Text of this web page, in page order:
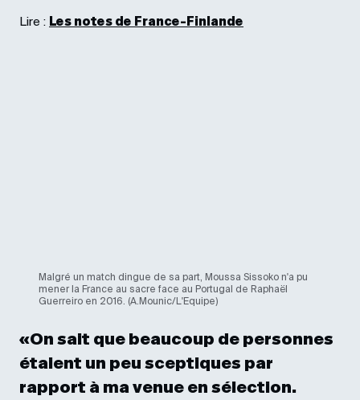
Lire : Les notes de France-Finlande
Malgré un match dingue de sa part, Moussa Sissoko n'a pu
mener la France au sacre face au Portugal de Raphaël
Guerreiro en 2016. (A.Mounic/L'Equipe)
«On sait que beaucoup de personnes
étaient un peu sceptiques par
rapport à ma venue en sélection.